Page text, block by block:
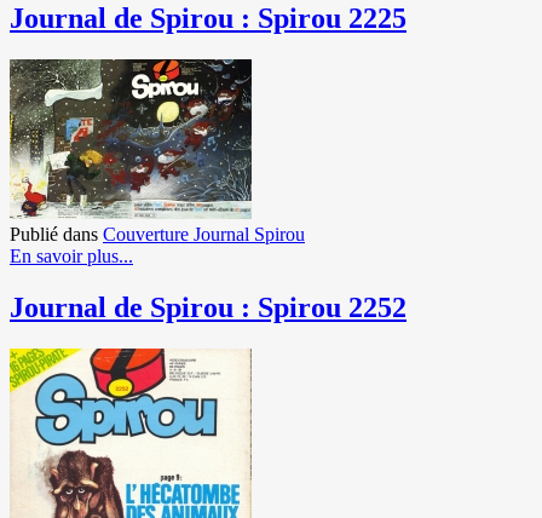
Journal de Spirou : Spirou 2225
Publié dans Couverture Journal Spirou
En savoir plus...
Journal de Spirou : Spirou 2252